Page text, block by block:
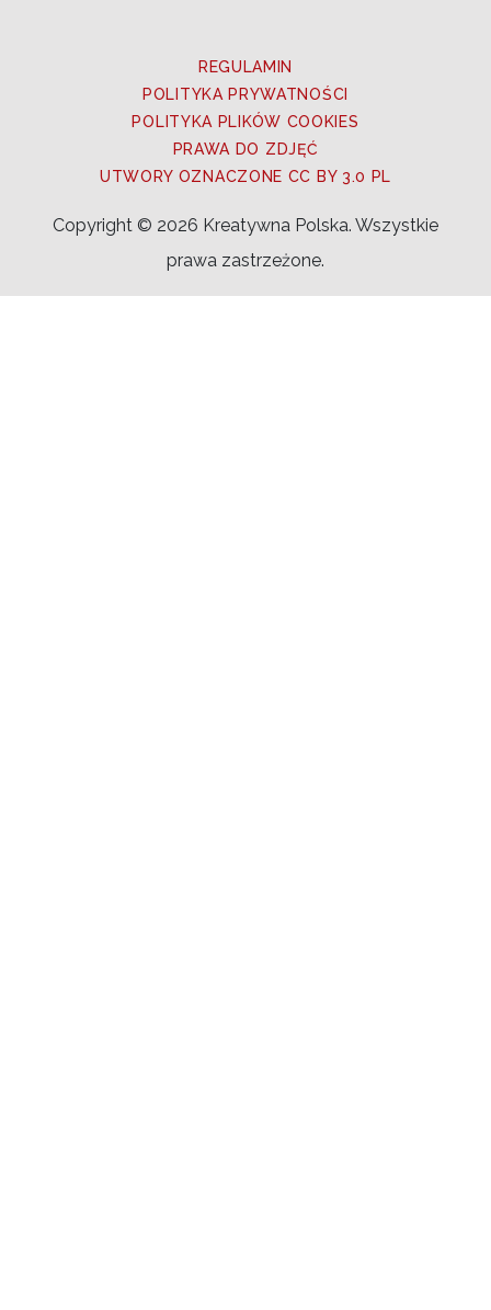
REGULAMIN
POLITYKA PRYWATNOŚCI
POLITYKA PLIKÓW COOKIES
PRAWA DO ZDJĘĆ
UTWORY OZNACZONE CC BY 3.0 PL
Copyright © 2026 Kreatywna Polska. Wszystkie
prawa zastrzeżone.